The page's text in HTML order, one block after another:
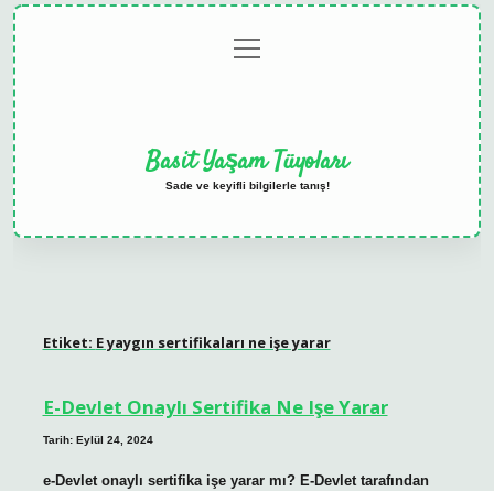
menüyü
aç
Basit Yaşam Tüyoları
Sade ve keyifli bilgilerle tanış!
Etiket: E yaygın sertifikaları ne işe yarar
E-Devlet Onaylı Sertifika Ne Işe Yarar
Tarih: Eylül 24, 2024
e-Devlet onaylı sertifika işe yarar mı? E-Devlet tarafından